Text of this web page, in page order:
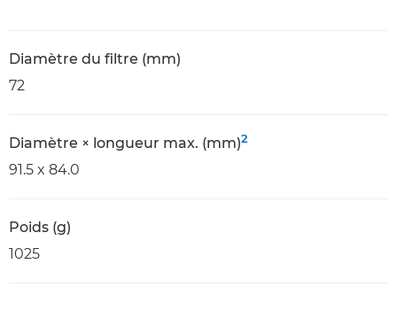
Diamètre du filtre (mm)
72
Diamètre × longueur max. (mm)2
91.5 x 84.0
Poids (g)
1025